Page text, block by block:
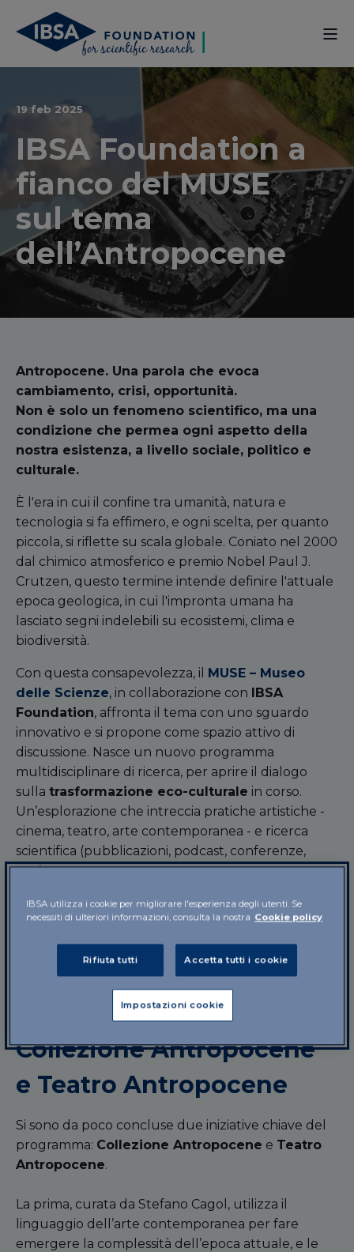
19 feb 2025
IBSA Foundation a
fianco del MUSE
sul tema
dell’Antropocene
Antropocene. Una parola che evoca
cambiamento, crisi, opportunità.
Non è solo un fenomeno scientifico, ma una
condizione che permea ogni aspetto della
nostra esistenza, a livello sociale, politico e
culturale.
È l'era in cui il confine tra umanità, natura e
tecnologia si fa effimero, e ogni scelta, per quanto
piccola, si riflette su scala globale. Coniato nel 2000
dal chimico atmosferico e premio Nobel Paul J.
Crutzen, questo termine intende definire l'attuale
epoca geologica, in cui l'impronta umana ha
lasciato segni indelebili su ecosistemi, clima e
biodiversità.
Con questa consapevolezza, il MUSE – Museo
delle Scienze, in collaborazione con IBSA
Foundation, affronta il tema con uno sguardo
innovativo e si propone come spazio attivo di
discussione. Nasce un nuovo programma
multidisciplinare di ricerca, per aprire il dialogo
sulla trasformazione eco-culturale in corso.
Un’esplorazione che intreccia pratiche artistiche -
cinema, teatro, arte contemporanea - e ricerca
scientifica (pubblicazioni, podcast, conferenze,
etc.).
La collaborazione tra IBSA Foundation e il MUSE
sinergia di intenti e valori, con l'obiettivo di
iniziative capaci di stimolare il dibattito sul mondo
Collezione Antropocene
e Teatro Antropocene
Si sono da poco concluse due iniziative chiave del
programma: Collezione Antropocene e Teatro
Antropocene.
La prima, curata da Stefano Cagol, utilizza il
linguaggio dell’arte contemporanea per fare
emergere la complessità dell’epoca attuale, e le
IBSA utilizza i cookie per migliorare l'esperienza degli utenti. Se
necessiti di ulteriori informazioni, consulta la nostra Cookie policy
Rifiuta tutti Accetta tutti i cookie
Impostazioni cookie